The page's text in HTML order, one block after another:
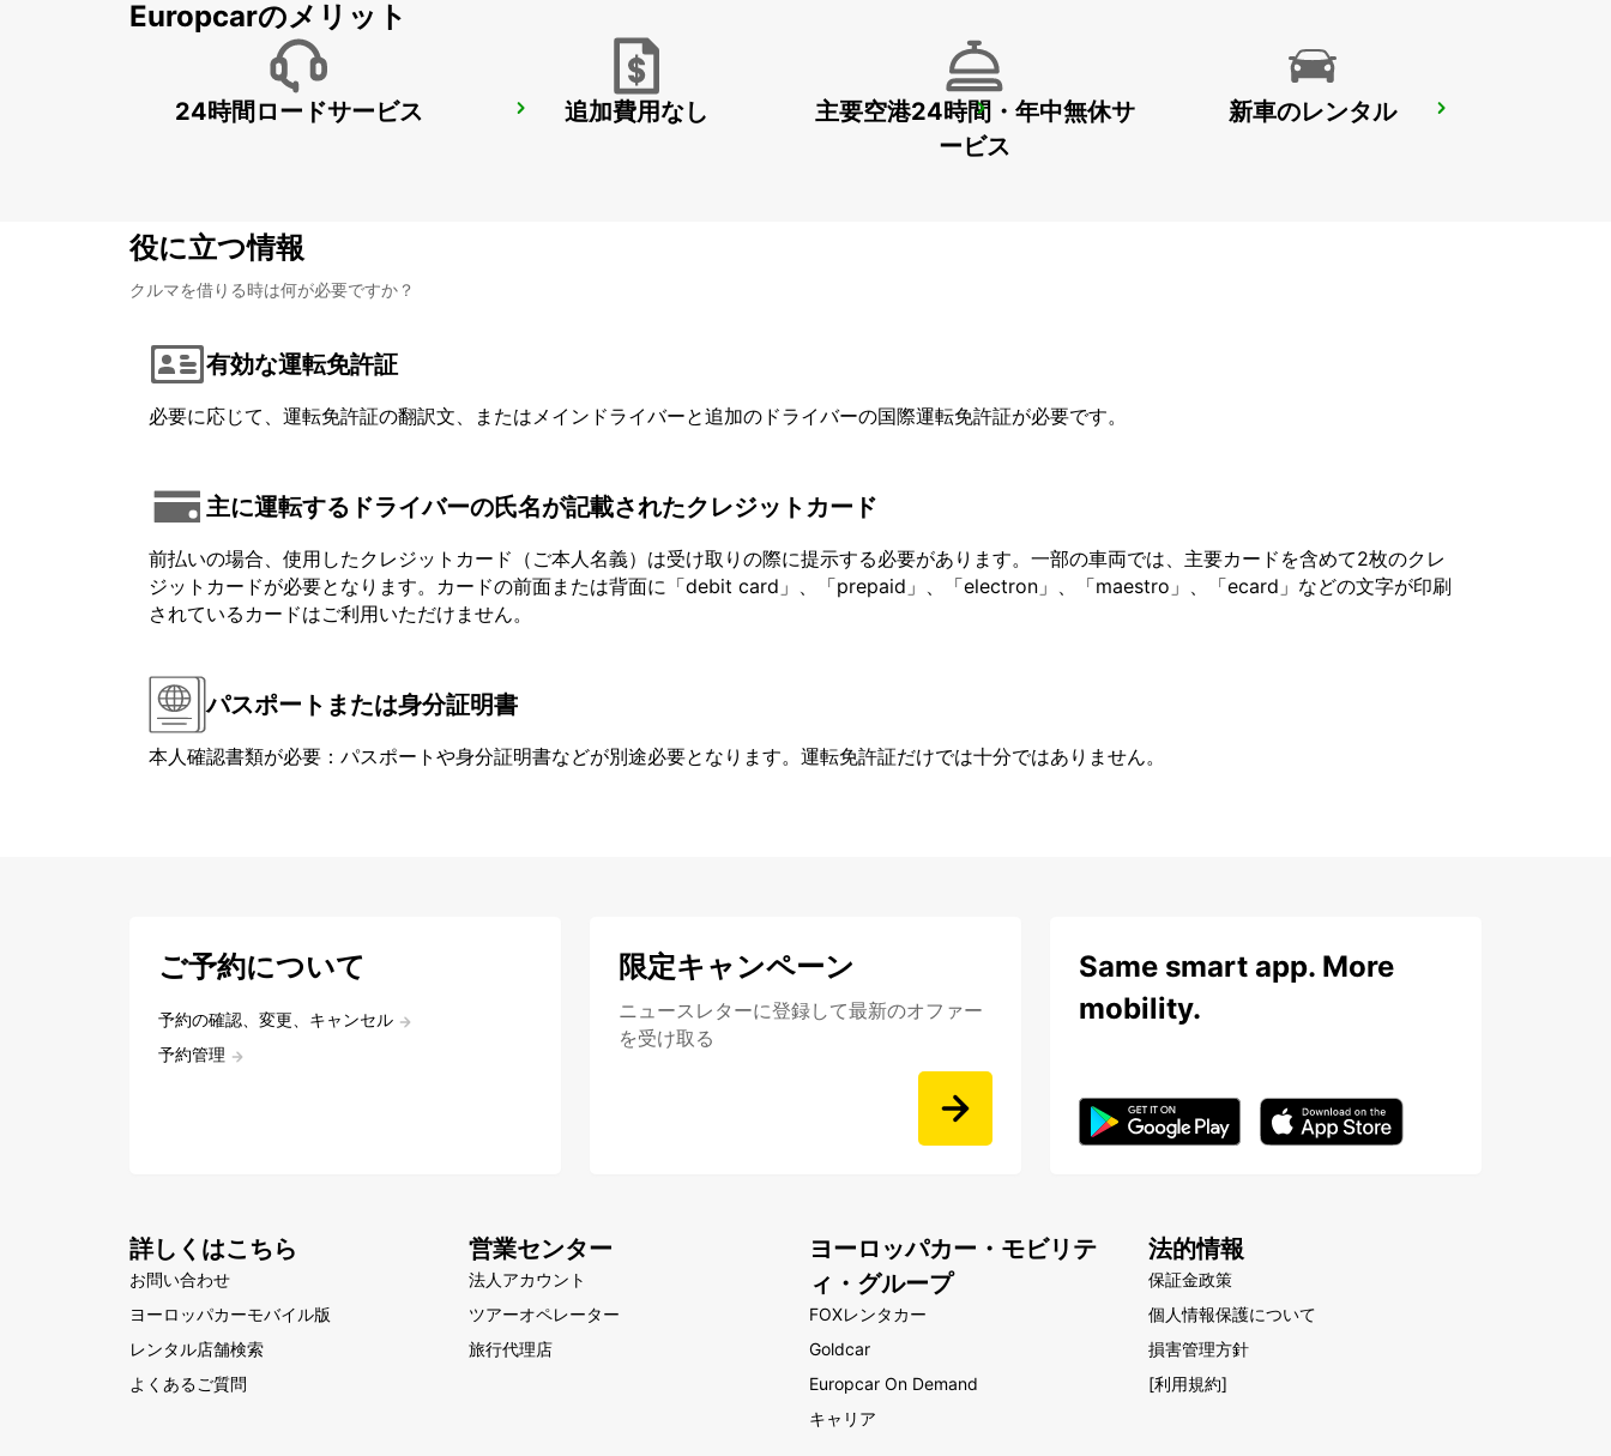
LOS ANGELES AIRPORT MEXICALI AIRPORT MEXICALI DOWNTOWN
Europcarのメリット
24時間ロードサービス 追加費用なし
主要空港24時間・年中無休サ
ービス
新車のレンタル
役に立つ情報
クルマを借りる時は何が必要ですか？
有効な運転免許証
必要に応じて、運転免許証の翻訳文、またはメインドライバーと追加のドライバーの国際運転免許証が必要です。
主に運転するドライバーの氏名が記載されたクレジットカード
前払いの場合、使用したクレジットカード（ご本人名義）は受け取りの際に提示する必要があります。一部の車両では、主要カードを含めて2枚のクレ
ジットカードが必要となります。カードの前面または背面に「debit card」、「prepaid」、「electron」、「maestro」、「ecard」などの文字が印刷
されているカードはご利用いただけません。
パスポートまたは身分証明書
本人確認書類が必要：パスポートや身分証明書などが別途必要となります。運転免許証だけでは十分ではありません。
ご予約について
予約の確認、変更、キャンセル
予約管理
限定キャンペーン
ニュースレターに登録して最新のオファー
を受け取る
Same smart app. More
mobility.
詳しくはこちら
お問い合わせ
ヨーロッパカーモバイル版
レンタル店舗検索
よくあるご質問
営業センター
法人アカウント
ツアーオペレーター
旅行代理店
ヨーロッパカー・モビリテ
ィ・グループ
FOXレンタカー
Goldcar
Europcar On Demand
キャリア
法的情報
保証金政策
個人情報保護について
損害管理方針
[利用規約]